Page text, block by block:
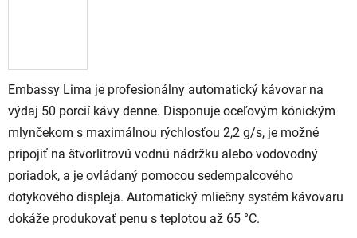
Embassy Lima je profesionálny automatický kávovar na
výdaj 50 porcií kávy denne. Disponuje oceľovým kónickým
mlynčekom s maximálnou rýchlosťou 2,2 g/s, je možné
pripojiť na štvorlitrovú vodnú nádržku alebo vodovodný
poriadok, a je ovládaný pomocou sedempalcového
dotykového displeja. Automatický mliečny systém kávovaru
dokáže produkovať penu s teplotou až 65 °C.